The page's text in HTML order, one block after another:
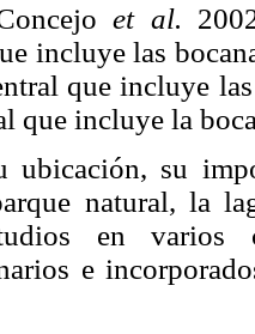
et al.
incluye las
que incluye
que incluye la
ubicación, su
natural, la
en varios
e